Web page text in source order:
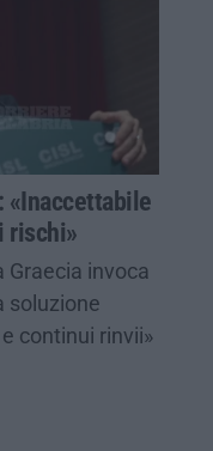
«Inaccettabile
rischi»
Graecia invoca
soluzione
continui rinvii»